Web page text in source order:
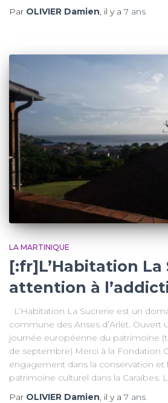
Par OLIVIER Damien, il y a 7 ans
LA MARTINIQUE
[:fr]L’Habitation La
attention à
L’Habitation La Sucrerie est un
commune des Anses d’Arlet. Ouvert
journée européenne du patrimoine
de septembre) Merci à la Fondation
engagement dans la conservation et
patrimoine culturel dans la Caraïbes.
Par OLIVIER Damien , il y a 7 ans